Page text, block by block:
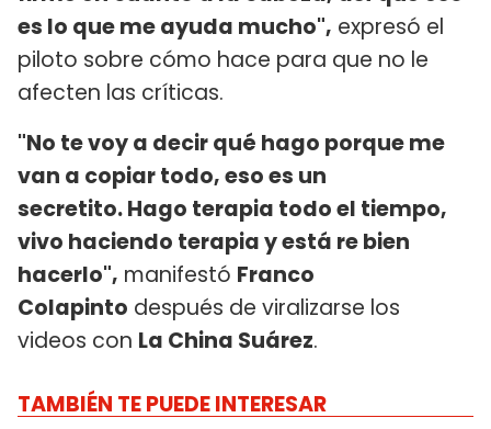
es lo que me ayuda mucho", expresó el
piloto sobre cómo hace para que no le
afecten las críticas.
"No te voy a decir qué hago porque me
van a copiar todo, eso es un
secretito. Hago terapia todo el tiempo,
vivo haciendo terapia y está re bien
hacerlo", manifestó Franco
Colapinto después de viralizarse los
videos con La China Suárez.
TAMBIÉN TE PUEDE INTERESAR